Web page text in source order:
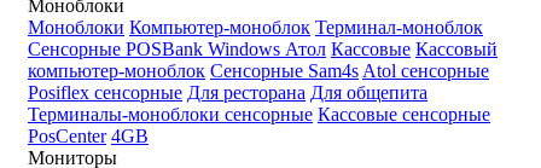
Моноблоки
Моноблоки Компьютер-моноблок Терминал-моноблок
Сенсорные POSBank Windows Атол Кассовые Кассовый
компьютер-моноблок Сенсорные Sam4s Atol сенсорные
Posiflex сенсорные Для ресторана Для общепита
Терминалы-моноблоки сенсорные Кассовые сенсорные
PosCenter 4GB
Мониторы